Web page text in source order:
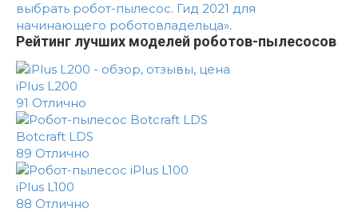
выбрать робот-пылесос. Гид 2021 для
начинающего роботовладельца».
Рейтинг лучших моделей роботов-пылесосов
iPlus L200
91 Отлично
Botcraft LDS
89 Отлично
iPlus L100
88 Отлично